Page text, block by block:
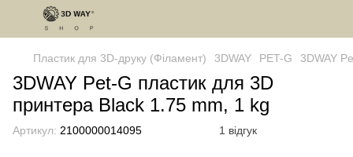
Пластик для 3D-друку (Філамент) 3DWAY PET-G 3DWAY
3DWAY Pet-G пластик для 3D
принтера Black 1.75 mm, 1 kg
Артикул: 2100000014095 1 відгук